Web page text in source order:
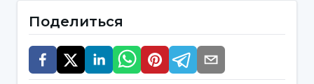
Поскольку строение полости рта и развитие
зубов у детей отличаются от взрослых,
детские стоматологи тщательно следят за
развитием челюстей и зубов, используя
Поделиться